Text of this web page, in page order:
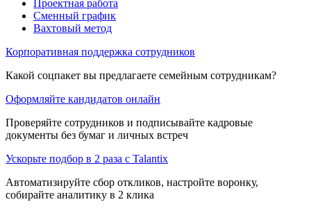
Проектная работа
Сменный график
Вахтовый метод
Корпоративная поддержка сотрудников
Какой соцпакет вы предлагаете семейным сотрудникам?
Оформляйте кандидатов онлайн
Проверяйте сотрудников и подписывайте кадровые
документы без бумаг и личных встреч
Ускорьте подбор в 2 раза с Talantix
Автоматизируйте сбор откликов, настройте воронку,
собирайте аналитику в 2 клика